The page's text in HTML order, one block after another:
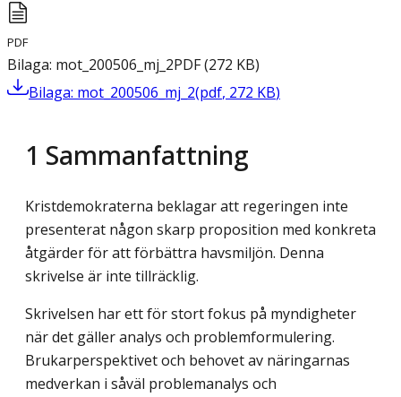
PDF
Bilaga: mot_200506_mj_2PDF(272 KB)
Bilaga: mot_200506_mj_2(pdf, 272 KB)
1 Sammanfattning
Kristdemokraterna beklagar att regeringen inte
presenterat någon skarp proposition med konkreta
åtgärder för att förbättra havsmiljön. Denna
skrivelse är inte tillräcklig.
Skrivelsen har ett för stort fokus på myndigheter
när det gäller analys och problemformulering.
Brukarperspektivet och behovet av näringarnas
medverkan i såväl problemanalys och